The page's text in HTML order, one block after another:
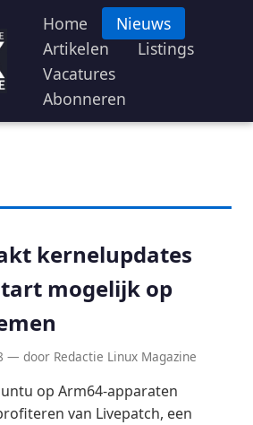
Home
Nieuws
Artikelen
Listings
Vacatures
Abonneren
kernelupdates
mogelijk op
— door Redactie Linux Magazine
op Arm64-apparaten
van Livepatch, een